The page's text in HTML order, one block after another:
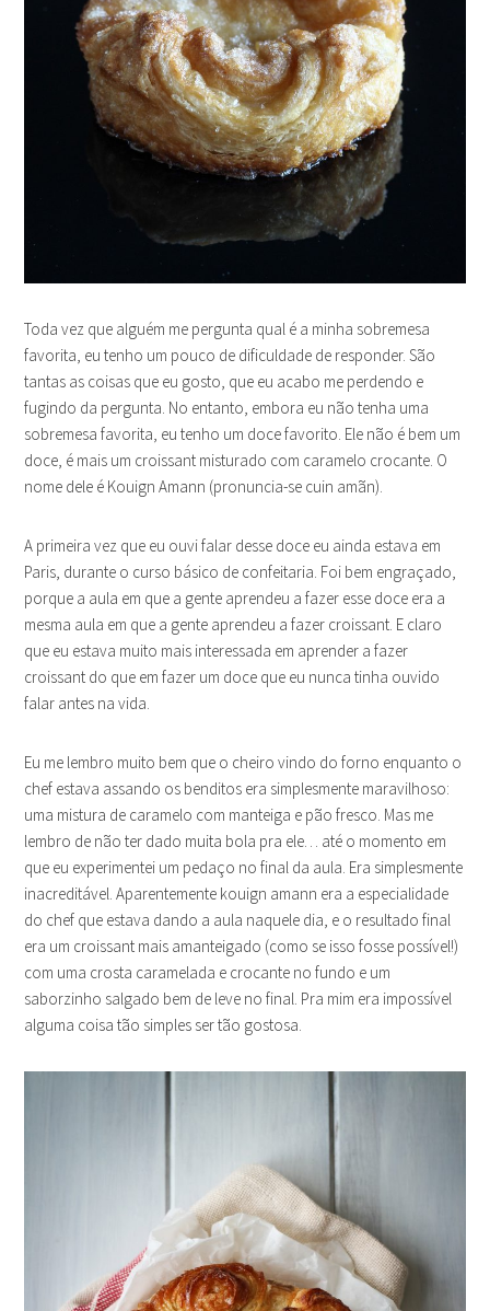
Toda vez que alguém me pergunta qual é a minha sobremesa
favorita, eu tenho um pouco de dificuldade de responder. São
tantas as coisas que eu gosto, que eu acabo me perdendo e
fugindo da pergunta. No entanto, embora eu não tenha uma
sobremesa favorita, eu tenho um doce favorito. Ele não é bem um
doce, é mais um croissant misturado com caramelo crocante. O
nome dele é Kouign Amann (pronuncia-se cuin amãn).
A primeira vez que eu ouvi falar desse doce eu ainda estava em
Paris, durante o curso básico de confeitaria. Foi bem engraçado,
porque a aula em que a gente aprendeu a fazer esse doce era a
mesma aula em que a gente aprendeu a fazer croissant. E claro
que eu estava muito mais interessada em aprender a fazer
croissant do que em fazer um doce que eu nunca tinha ouvido
falar antes na vida.
Eu me lembro muito bem que o cheiro vindo do forno enquanto o
chef estava assando os benditos era simplesmente maravilhoso:
uma mistura de caramelo com manteiga e pão fresco. Mas me
lembro de não ter dado muita bola pra ele… até o momento em
que eu experimentei um pedaço no final da aula. Era simplesmente
inacreditável. Aparentemente kouign amann era a especialidade
do chef que estava dando a aula naquele dia, e o resultado final
era um croissant mais amanteigado (como se isso fosse possível!)
com uma crosta caramelada e crocante no fundo e um
saborzinho salgado bem de leve no final. Pra mim era impossível
alguma coisa tão simples ser tão gostosa.